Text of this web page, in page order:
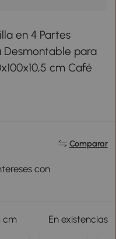
en 4 Partes
Desmontable para
cm Café
Comparar
con
cm En existencias